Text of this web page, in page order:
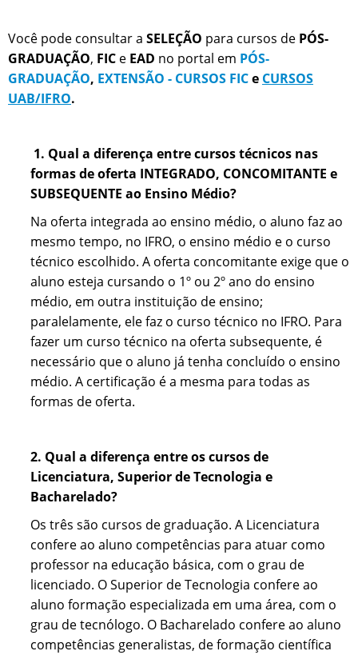
Você pode consultar a SELEÇÃO para cursos de PÓS-
GRADUAÇÃO, FIC e EAD no portal em PÓS-
GRADUAÇÃO, EXTENSÃO - CURSOS FICe CURSOS
UAB/IFRO.
1. Qual a diferença entre cursos técnicos nas
formas de oferta INTEGRADO, CONCOMITANTE e
SUBSEQUENTE ao Ensino Médio?
Na oferta integrada ao ensino médio, o aluno faz ao
mesmo tempo, no IFRO, o ensino médio e o curso
técnico escolhido. A oferta concomitante exige que o
aluno esteja cursando o 1º ou 2º ano do ensino
médio, em outra instituição de ensino;
paralelamente, ele faz o curso técnico no IFRO. Para
fazer um curso técnico na oferta subsequente, é
necessário que o aluno já tenha concluído o ensino
médio. A certificação é a mesma para todas as
formas de oferta.
2. Qual a diferença entre os cursos de
Licenciatura, Superior de Tecnologia e
Bacharelado?
Os três são cursos de graduação. A Licenciatura
confere ao aluno competências para atuar como
professor na educação básica, com o grau de
licenciado. O Superior de Tecnologia confere ao
aluno formação especializada em uma área, com o
grau de tecnólogo. O Bacharelado confere ao aluno
competências generalistas, de formação científica